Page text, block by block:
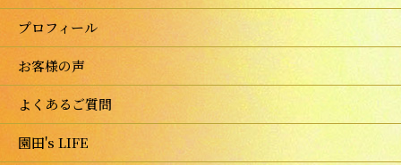
プロフィール
お客様の声
よくあるご質問
園田's LIFE